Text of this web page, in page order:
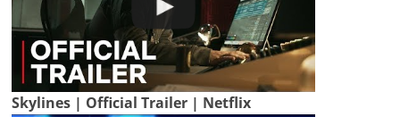
Skylines | Official Trailer | Netflix